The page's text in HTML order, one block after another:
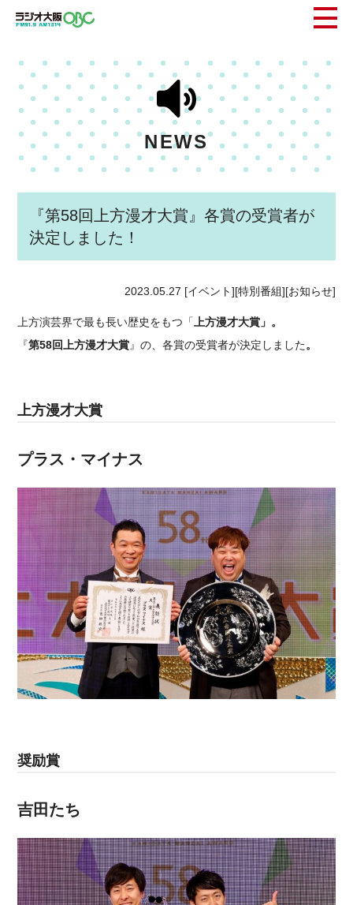
NEWS
『第58回上方漫才大賞』各賞の受賞者が
決定しました！
2023.05.27 [イベント][特別番組][お知らせ]
上方演芸界で最も長い歴史をもつ「
上方漫才大賞」。
『第58回上方漫才大賞』の、各賞の受賞者が決定しました。
上方漫才大賞
プラス・マイナス
奨励賞
吉田たち